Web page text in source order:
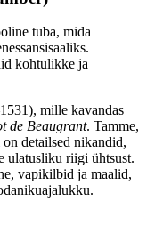
tuba, mida
kohtulikke ja
mille kavandas
de Beaugrant. Tamme,
detailsed nikandid,
ulatusliku riigi ühtsust.
vapikilbid ja maalid,